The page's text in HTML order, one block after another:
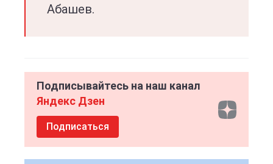
Абашев.
Подписывайтесь на наш канал
Яндекс Дзен
Подписаться